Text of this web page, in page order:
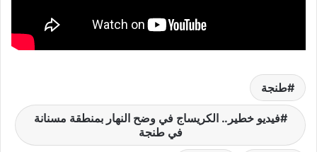
طنجة
فيديو خطير.. الكريساج في وضح النهار بمنطقة مسنانة
في طنجة